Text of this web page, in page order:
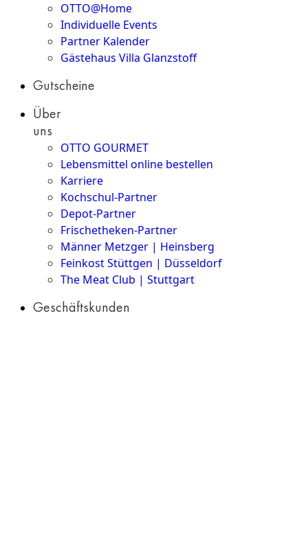
OTTO@Home
Individuelle Events
Partner Kalender
Gästehaus Villa Glanzstoff
Gutscheine
Über
uns
OTTO GOURMET
Lebensmittel online bestellen
Karriere
Kochschul-Partner
Depot-Partner
Frischetheken-Partner
Männer Metzger | Heinsberg
Feinkost Stüttgen | Düsseldorf
The Meat Club | Stuttgart
Geschäftskunden